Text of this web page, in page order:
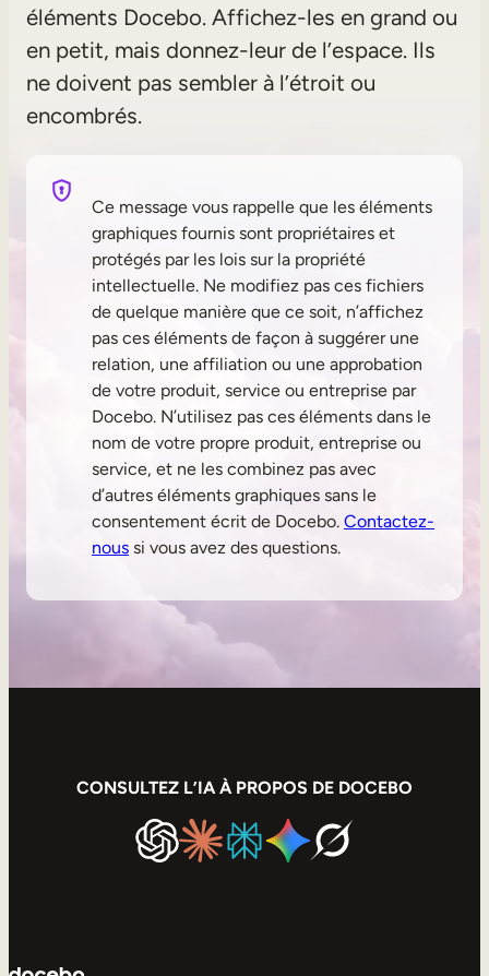
éléments Docebo. Affichez-les en grand ou
en petit, mais donnez-leur de l’espace. Ils
ne doivent pas sembler à l’étroit ou
encombrés.
Ce message vous rappelle que les éléments
graphiques fournis sont propriétaires et
protégés par les lois sur la propriété
intellectuelle. Ne modifiez pas ces fichiers
de quelque manière que ce soit, n’affichez
pas ces éléments de façon à suggérer une
relation, une affiliation ou une approbation
de votre produit, service ou entreprise par
Docebo. N’utilisez pas ces éléments dans le
nom de votre propre produit, entreprise ou
service, et ne les combinez pas avec
d’autres éléments graphiques sans le
consentement écrit de Docebo. Contactez-
nous si vous avez des questions.
CONSULTEZ L’IA À PROPOS DE DOCEBO